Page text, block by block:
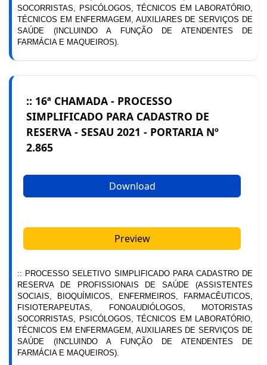
SOCORRISTAS, PSICÓLOGOS, TÉCNICOS EM LABORATÓRIO,
TÉCNICOS EM ENFERMAGEM, AUXILIARES DE SERVIÇOS DE
SAÚDE (INCLUINDO A FUNÇÃO DE ATENDENTES DE
FARMÁCIA E MAQUEIROS).
:: 16ª CHAMADA - PROCESSO
SIMPLIFICADO PARA CADASTRO DE
RESERVA - SESAU 2021 - PORTARIA Nº
2.865
Download
Preview
:: PROCESSO SELETIVO SIMPLIFICADO PARA CADASTRO DE
RESERVA DE PROFISSIONAIS DE SAÚDE (ASSISTENTES
SOCIAIS, BIOQUÍMICOS, ENFERMEIROS, FARMACÊUTICOS,
FISIOTERAPEUTAS, FONOAUDIÓLOGOS, MOTORISTAS
SOCORRISTAS, PSICÓLOGOS, TÉCNICOS EM LABORATÓRIO,
TÉCNICOS EM ENFERMAGEM, AUXILIARES DE SERVIÇOS DE
SAÚDE (INCLUINDO A FUNÇÃO DE ATENDENTES DE
FARMÁCIA E MAQUEIROS).